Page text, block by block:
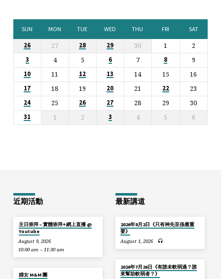
事
曆
SUN MON TUE WED THU FRI SAT
26 27 28 29 30 1 2
3 4 5 6 7 8 9
10 11 12 13 14 15 16
17 18 19 20 21 22 23
24 25 26 27 28 29 30
31 1 2 3 4 5 6
近期活動
主日崇拜 – 實體崇拜+網上直播 @
Youtube
August 9, 2026
10:00 am – 11:30 am
婦女 M&M 團
最新講道
2026年8月2日《只有神先至係最重
要》
August 1, 2026
2026年7月26日《有誰未軟弱過？誰
來幫助軟弱者？》